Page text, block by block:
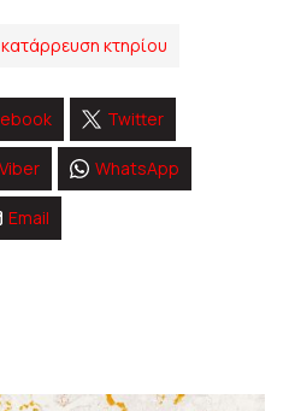
κατάρρευση κτηρίου
Twitter
Viber WhatsApp
Email